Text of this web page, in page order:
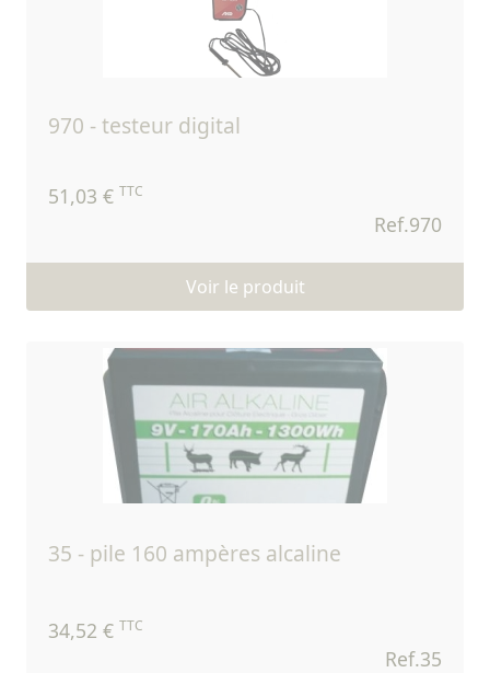
970 - testeur digital
51,03 € TTC
Ref.970
Voir le produit
35 - pile 160 ampères alcaline
34,52 € TTC
Ref.35